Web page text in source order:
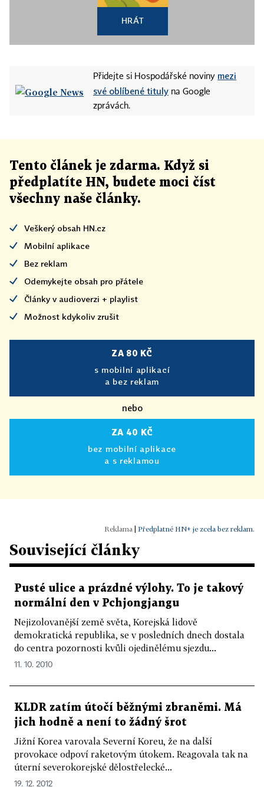
HRÁT
Přidejte si Hospodářské noviny mezi
své oblíbené tituly na Google
zprávách.
Tento článek je zdarma. Když si
předplatíte HN, budete moci číst
všechny naše články.
Veškerý obsah HN.cz
Mobilní aplikace
Bez reklam
Odemykejte obsah pro přátele
Články v audioverzi + playlist
Možnost kdykoliv zrušit
ZA 80 KČ
s mobilní aplikací
a bez reklam
nebo
ZA 40 KČ
bez mobilní aplikace
a s reklamou
Předplatné HN+ je zcela bez reklam.
Související články
Pusté ulice a prázdné výlohy. To je takový
normální den v Pchjongjangu
Nejizolovanější země světa, Korejská lidově
demokratická republika, se v posledních dnech dostala
do centra pozornosti kvůli ojedinělému sjezdu...
11. 10. 2010
KLDR zatím útočí běžnými zbraněmi. Má
jich hodně a není to žádný šrot
Jižní Korea varovala Severní Koreu, že na další
provokace odpoví raketovým útokem. Reagovala tak na
úterní severokorejské dělostřelecké...
19. 12. 2012